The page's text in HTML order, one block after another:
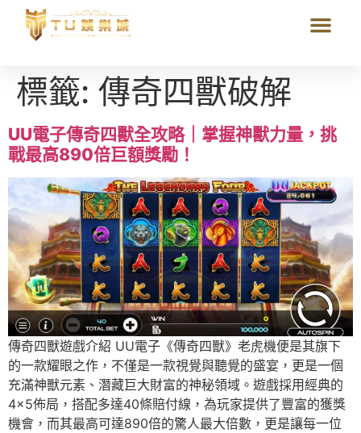
標籤: 傳奇四獸破解
UU電子傳奇四獸全攻略｜掌握神獸力量，挑
戰最高890倍巨額獎勵！
傳奇四獸遊戲介紹 UU電子《傳奇四獸》老虎機便是其旗下
的一款耀眼之作，不僅是一款視覺與聽覺的盛宴，更是一個
充滿神獸元素、潛藏巨大財富的神秘領域。遊戲採用經典的
4×5佈局，搭配多達40條賠付線，為玩家提供了豐富的獲獎
機會，而其最高可達890倍的驚人最大倍數，更是讓每一位